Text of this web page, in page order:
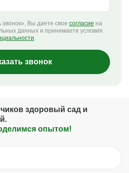
Вы даете свое согласие на
данных и принимаете условия
.
звонок
здоровый сад и
опытом!